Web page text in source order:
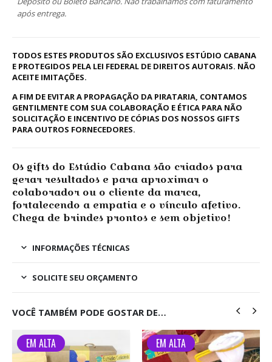
após entrega.
TODOS ESTES PRODUTOS SÃO EXCLUSIVOS ESTÚDIO CABANA
E PROTEGIDOS PELA LEI FEDERAL DE DIREITOS AUTORAIS. NÃO
ACEITE IMITAÇÕES.
A FIM DE EVITAR A PROPAGAÇÃO DA PIRATARIA, CONTAMOS
GENTILMENTE COM SUA COLABORAÇÃO E ÉTICA PARA NÃO
SOLICITAÇÃO E INCENTIVO DE CÓPIAS DOS NOSSOS GIFTS
PARA OUTROS FORNECEDORES.
Os gifts do Estúdio Cabana são criados para
gerar resultados e para aproximar o
colaborador ou o cliente da marca,
fortalecendo a empatia e o vínculo afetivo.
Chega de brindes prontos e sem objetivo!
INFORMAÇÕES TÉCNICAS
SOLICITE SEU ORÇAMENTO
VOCÊ TAMBÉM PODE GOSTAR DE…
EM ALTA EM ALTA